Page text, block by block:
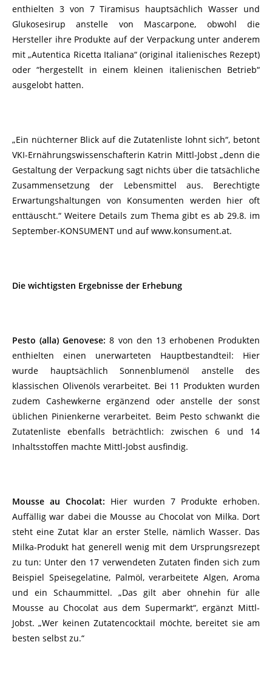
enthielten 3 von 7 Tiramisus hauptsächlich Wasser und
Glukosesirup anstelle von Mascarpone, obwohl die
Hersteller ihre Produkte auf der Verpackung unter anderem
mit „Autentica Ricetta Italiana“ (original italienisches Rezept)
oder “hergestellt in einem kleinen italienischen Betrieb“
ausgelobt hatten.
„Ein nüchterner Blick auf die Zutatenliste lohnt sich“, betont
VKI-Ernährungswissenschafterin Katrin Mittl-Jobst „denn die
Gestaltung der Verpackung sagt nichts über die tatsächliche
Zusammensetzung der Lebensmittel aus. Berechtigte
Erwartungshaltungen von Konsumenten werden hier oft
enttäuscht.“ Weitere Details zum Thema gibt es ab 29.8. im
September-KONSUMENT und auf www.konsument.at.
Die wichtigsten Ergebnisse der Erhebung
Pesto (alla) Genovese: 8 von den 13 erhobenen Produkten
enthielten einen unerwarteten Hauptbestandteil: Hier
wurde hauptsächlich Sonnenblumenöl anstelle des
klassischen Olivenöls verarbeitet. Bei 11 Produkten wurden
zudem Cashewkerne ergänzend oder anstelle der sonst
üblichen Pinienkerne verarbeitet. Beim Pesto schwankt die
Zutatenliste ebenfalls beträchtlich: zwischen 6 und 14
Inhaltsstoffen machte Mittl-Jobst ausfindig.
Mousse au Chocolat: Hier wurden 7 Produkte erhoben.
Auffällig war dabei die Mousse au Chocolat von Milka. Dort
steht eine Zutat klar an erster Stelle, nämlich Wasser. Das
Milka-Produkt hat generell wenig mit dem Ursprungsrezept
zu tun: Unter den 17 verwendeten Zutaten finden sich zum
Beispiel Speisegelatine, Palmöl, verarbeitete Algen, Aroma
und ein Schaummittel. „Das gilt aber ohnehin für alle
Mousse au Chocolat aus dem Supermarkt“, ergänzt Mittl-
Jobst. „Wer keinen Zutatencocktail möchte, bereitet sie am
besten selbst zu.“